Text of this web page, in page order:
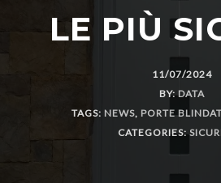
LE PIÙ
11/07/2024
BY:DATA
TAGS: NEWS, PORTE
CATEGORIES: